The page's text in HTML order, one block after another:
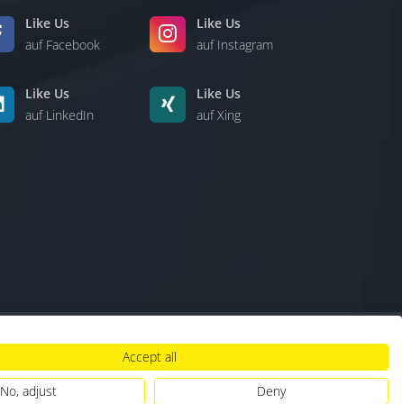
Like Us
auf Facebook
Like Us
auf Instagram
Like Us
auf LinkedIn
Like Us
auf Xing
Hinweisgebersystem
Accept all
No, adjust
Deny